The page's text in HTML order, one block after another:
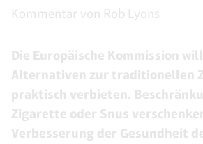
Kommentar von Rob Lyons
Die Europäische Kommission
Alternativen zur traditionellen
praktisch verbieten.
Zigarette oder Snus
Verbesserung der Gesundheit